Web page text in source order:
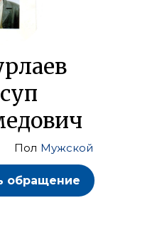
Пол Мужской
обращение